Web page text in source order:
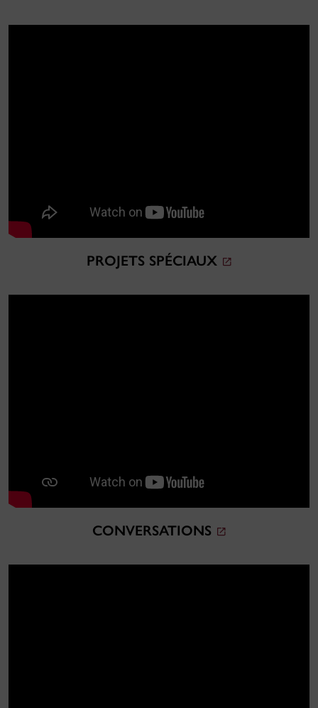
PROJETS SPÉCIAUX
CONVERSATIONS